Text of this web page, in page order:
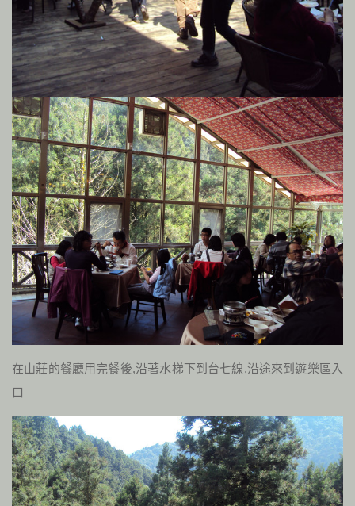
在山莊的餐廳用完餐後,沿著水梯下到台七線,沿途來到遊樂區入
口